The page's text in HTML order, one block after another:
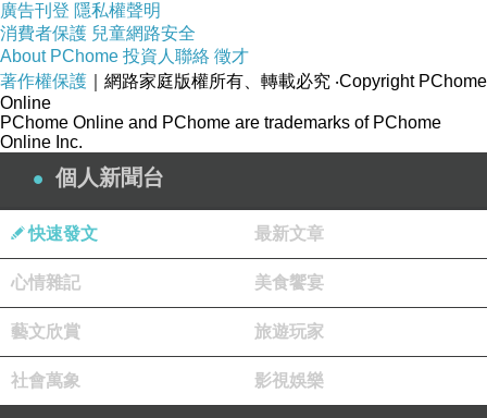
廣告刊登 隱私權聲明
消費者保護 兒童網路安全
About PChome 投資人聯絡 徵才
著作權保護 ｜網路家庭版權所有、轉載必究 ‧Copyright PChome
Online
PChome Online and PChome are trademarks of PChome
Online Inc.
個人新聞台
快速發文 最新文章
心情雜記 美食饗宴
藝文欣賞 旅遊玩家
社會萬象 影視娛樂